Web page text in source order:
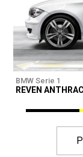
BMW Serie 1
REVEN